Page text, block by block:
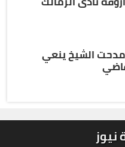
الشيخ ينعي
نيوز